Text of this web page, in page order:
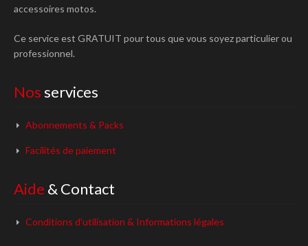
accessoires motos.
Ce service est GRATUIT pour tous que vous soyez particulier ou
professionnel.
Nos services
Abonnements & Packs
Facilités de paiement
Aide & Contact
Conditions d’utilisation & Informations légales